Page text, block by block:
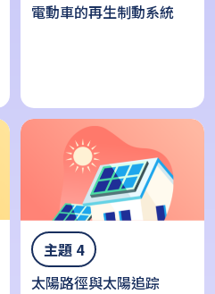
電動車的再生制動系統
主題 4
太陽路徑與太陽追踪